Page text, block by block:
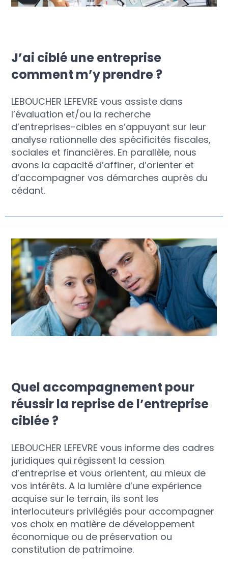
J’ai ciblé une entreprise
comment m’y prendre ?
LEBOUCHER LEFEVRE vous assiste dans
l’évaluation et/ou la recherche
d’entreprises-cibles en s’appuyant sur leur
analyse rationnelle des spécificités fiscales,
sociales et financières. En parallèle, nous
avons la capacité d’affiner, d’orienter et
d’accompagner vos démarches auprès du
cédant.
Quel accompagnement pour
réussir la reprise de l’entreprise
ciblée ?
LEBOUCHER LEFEVRE vous informe des cadres
juridiques qui régissent la cession
d’entreprise et vous orientent, au mieux de
vos intérêts. A la lumière d’une expérience
acquise sur le terrain, ils sont les
interlocuteurs privilégiés pour accompagner
vos choix en matière de développement
économique ou de préservation ou
constitution de patrimoine.